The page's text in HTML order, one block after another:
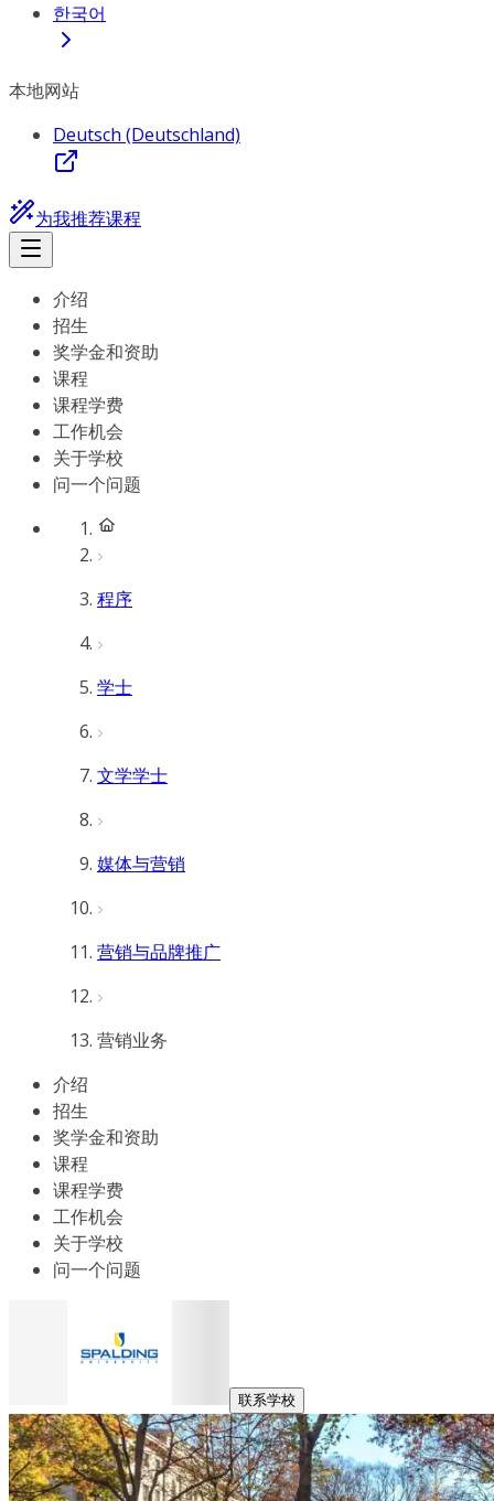
한국어
本地网站
Deutsch (Deutschland)
为我推荐课程
介绍
招生
奖学金和资助
课程
课程学费
工作机会
关于学校
问一个问题
程序
学士
文学学士
媒体与营销
营销与品牌推广
营销业务
介绍
招生
奖学金和资助
课程
课程学费
工作机会
关于学校
问一个问题
联系学校